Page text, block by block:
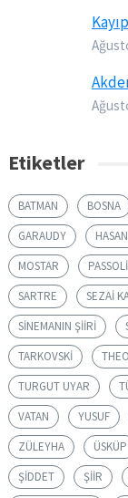
Etiketler
BATMAN BOSNA
GARAUDY
MOSTAR
SARTRE
SEZAI
SINEMANIN ŞIIRI
TARKOVSKI
TURGUT UYAR
VATAN
YUSUF
ZÜLEYHA
ÜSKÜP
ŞIDDET
ŞIIR